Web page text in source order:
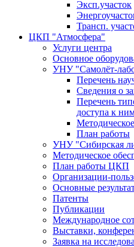
Эксп.участок
Трансп.
ЦКП "Атмосфера"
Услуги центра
Основное
УНУ "Самолёт-
Перечень
Сведения о
Перечень
доступа к
План работы
УНУ "Сибирская
Методическое
План работы ЦКП
Организации-
Основные
Патенты
Публикации
Международное
Выставки,
Заявка на